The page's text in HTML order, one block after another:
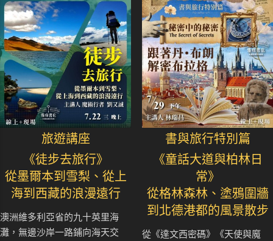
旅遊講座
《徒步去旅行》
從墨爾本到雪梨、從上
海到西藏的浪漫遠行
澳洲維多利亞省的九十英里海
灘，無邊沙岸一路鋪向海天交
書與旅行特別篇
《童話大道與柏林日
常》
從格林森林、塗鴉圍牆
到北德港都的風景散步
從《達文西密碼》《天使與魔